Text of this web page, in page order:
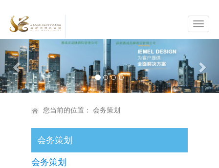
Previous
您当前的位置： 会务策划
会务策划
会务策划